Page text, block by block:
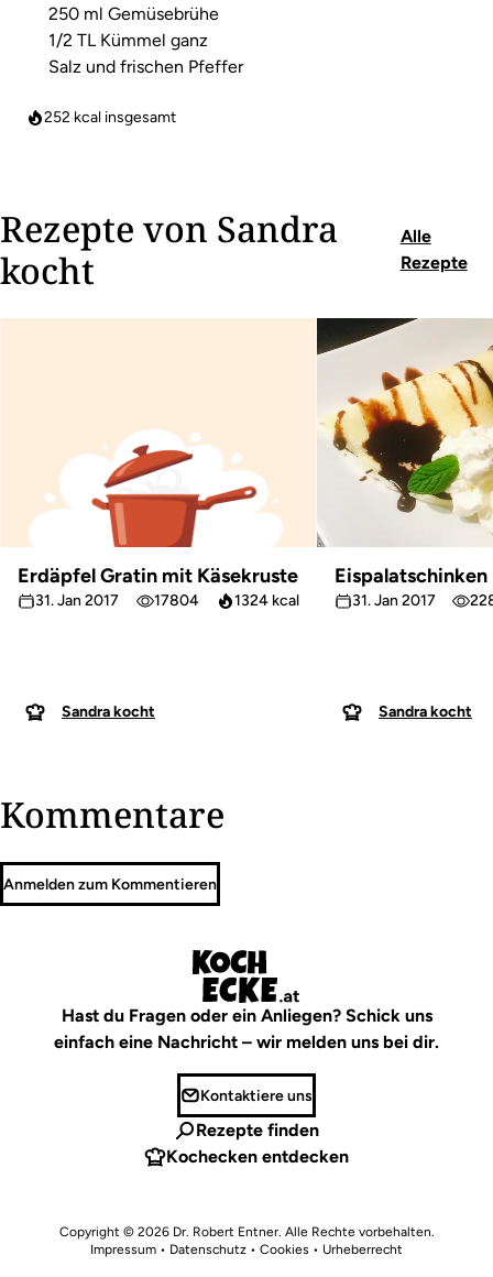
250 ml Gemüsebrühe
1/2 TL Kümmel ganz
Salz und frischen Pfeffer
252 kcal insgesamt
Rezepte von Sandra
kocht
Alle
Rezepte
Erdäpfel Gratin mit Käsekruste
31. Jan 2017 17804 1324 kcal
Sandra kocht
Eispalatschinken
31. Jan 2017
Sandra kocht
Kommentare
Anmelden zum Kommentieren
Hast du Fragen oder ein Anliegen? Schick uns
einfach eine Nachricht – wir melden uns bei dir.
Kontaktiere uns
Rezepte finden
Kochecken entdecken
Copyright © 2026 Dr. Robert Entner. Alle Rechte vorbehalten.
Impressum • Datenschutz • Cookies • Urheberrecht